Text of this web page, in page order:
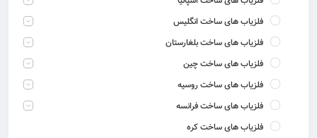
فلزیاب های ساخت انگلیس
فلزیاب های ساخت بلغارستان
فلزیاب های ساخت چین
فلزیاب های ساخت روسیه
فلزیاب های ساخت فرانسه
فلزیاب های ساخت کره